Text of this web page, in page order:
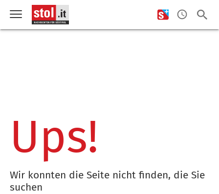
Ups!
Wir konnten die Seite nicht finden, die Sie
suchen